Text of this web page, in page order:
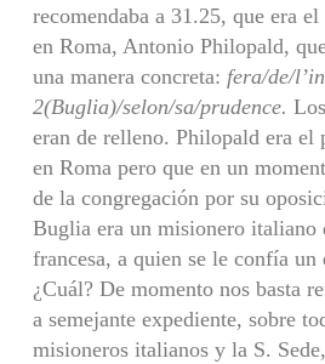
recomendaba a 31.25, que era
en Roma, Antonio Philopald,
una manera concreta: fera/de/
2(Buglia)/selon/sa/prudence.
eran de relleno. Philopald era el
en Roma pero que en un
de la congregación por su
Buglia era un misionero
francesa, a quien se le confía un
¿Cuál? De mo­mento nos basta
a semejante expediente, sobre
misioneros italianos y la S.